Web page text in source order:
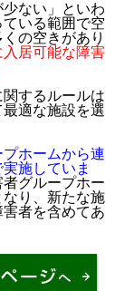
ない」といわ
いる範囲で空
の空きがあり
入居可能な障害
するルールは
適な施設を選
ホームから連
施していま
者グループホー
り、新たな施
者を含めてあ